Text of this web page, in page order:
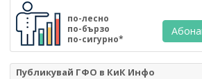
по-лесно
по-бързо
по-сигурно*
Публикувай ГФО в КиК Инфо